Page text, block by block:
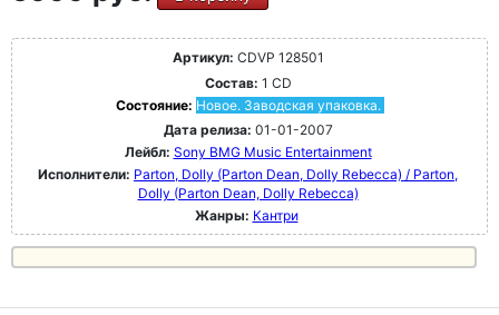
Артикул: CDVP 128501
Состав: 1 CD
Состояние: Новое. Заводская упаковка.
Дата релиза: 01-01-2007
Лейбл: Sony BMG Music Entertainment
Исполнители: Parton, Dolly (Parton Dean, Dolly Rebecca) / Parton,
Dolly (Parton Dean, Dolly Rebecca)
Жанры: Кантри